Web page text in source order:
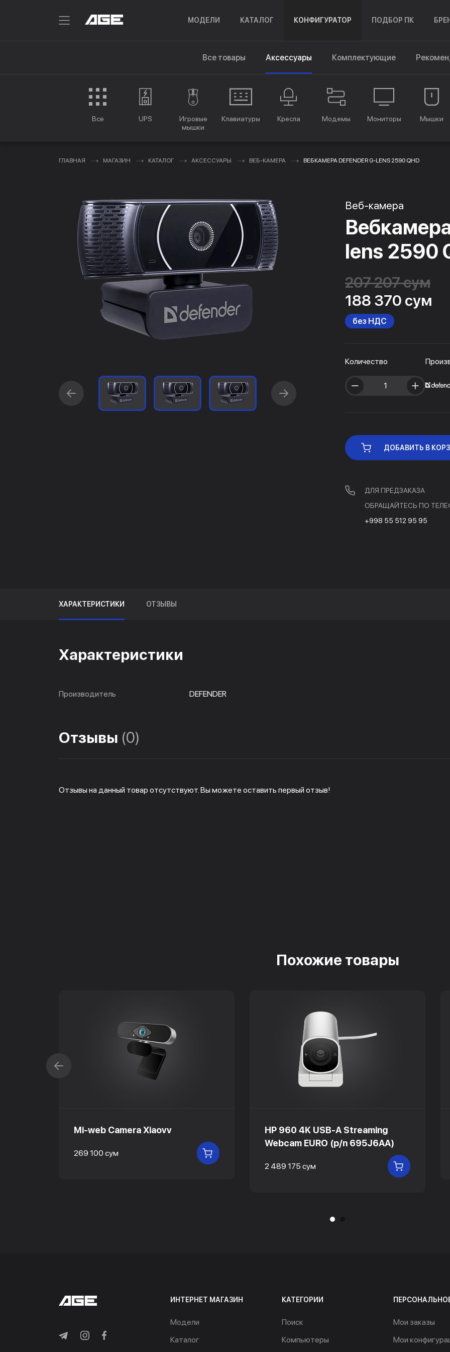
МОДЕЛИ КАТАЛОГ КОНФИГУРАТОР ПОДБОР ПК
Все товары Аксессуары Комплектующие
Все UPS
Игровые
мышки
Клавиатуры Кресла Модемы Мониторы Мышки
ГЛАВНАЯ МАГАЗИН КАТАЛОГ АКСЕССУАРЫ ВЕБ-КАМЕРА ВЕБКАМЕРА DEFENDER G-LENS 2590 QHD
Веб-камера
lens 2590
207 207 сум
188 370 сум
без НДС
Количество
ДОБАВИТЬ В
ДЛЯ ПРЕДЗАКАЗА
ОБРАЩАЙТЕСЬ ПО
+998 55 512 95 95
ХАРАКТЕРИСТИКИ ОТЗЫВЫ
Характеристики
Производитель DEFENDER
Отзывы (0)
Отзывы на данный товар отсутствуют. Вы можете оставить первый отзыв!
Похожие товары
Mi-web Camera Xiaovv
269 100 сум В КОРЗИНУ
HP 960 4K USB-A Streaming
Webcam EURO (p/n 695J6AA)
2 489 175 сум В КОРЗИНУ
ИНТЕРНЕТ МАГАЗИН
Модели
Каталог
КАТЕГОРИИ
Поиск
Компьютеры
Мои заказы
Мои